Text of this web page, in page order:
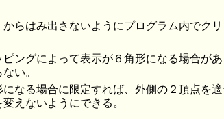
らはみ出さないようにプログラム内でクリ
ングによって表示が６角形になる場合が
い。
なる場合に限定すれば、外側の２頂点を
えないようにできる。